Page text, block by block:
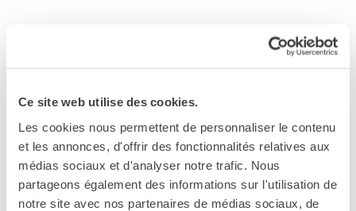
Ce site web utilise des cookies.
Les cookies nous permettent de personnaliser le contenu
et les annonces, d'offrir des fonctionnalités relatives aux
médias sociaux et d'analyser notre trafic. Nous
partageons également des informations sur l'utilisation de
notre site avec nos partenaires de médias sociaux, de
CERCA
Martedì 27 maggio dalle ore 14 / Ristorante Alain
CREA IL TUO BABÀ FRANCO-NAPOLETANO
Finale della gara riservata agli Istituti Alberghieri di
Napoli Città Metropolitana
- su invito -